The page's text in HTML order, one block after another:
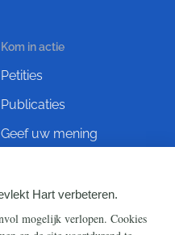
Kom in actie
Petities
Publicaties
Geef uw mening
Info